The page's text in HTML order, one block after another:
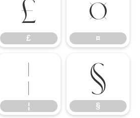
£
£
¤
¤
¦
¦
§
§